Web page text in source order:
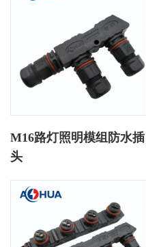
M16路灯照明模组防水插
头